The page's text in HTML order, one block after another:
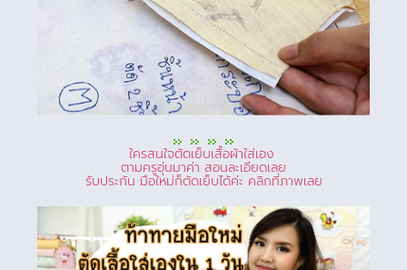
ใครสนใจตัดเย็บเสื้อผ้าใส่เอง
ตามครูอุ่นมาค่า สอนละเอียดเลย
รับประกัน มือใหม่ก็ตัดเย็บได้ค่ะ คลิกที่ภาพเลย